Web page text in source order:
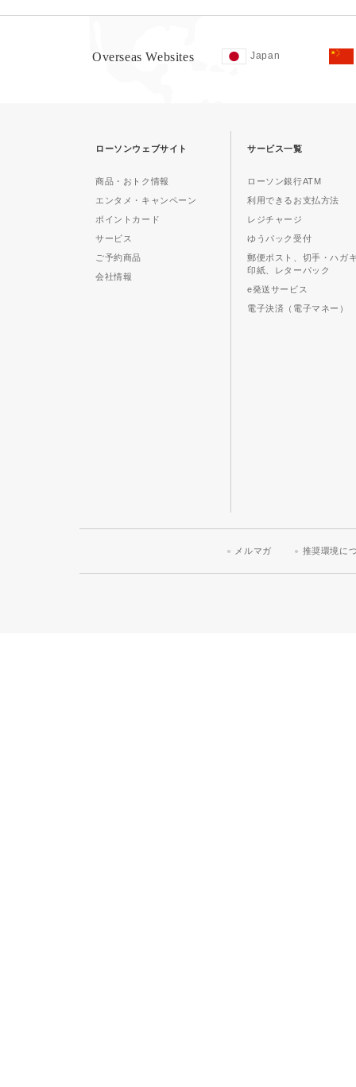
Overseas Websites Japan
ローソンウェブサイト
商品・おトク情報
エンタメ・キャンペーン
ポイントカード
サービス
ご予約商品
会社情報
サービス一覧
ローソン銀行ATM
利用できるお支払方法
レジチャージ
ゆうパック受付
郵便ポスト、切手・ハガ
印紙、レターパック
e発送サービス
電子決済（電子マネー）
メルマガ 推奨環境に